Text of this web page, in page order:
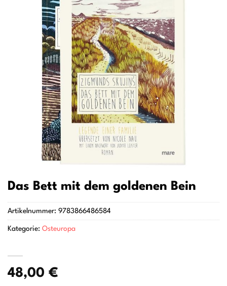
Das Bett mit dem goldenen Bein
48,00 €
Artikelnummer: 9783866486584
Kategorie: Osteuropa